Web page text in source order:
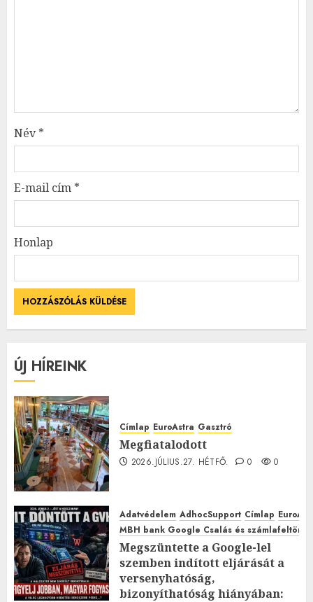
Név*
E-mail cím *
Honlap
ÚJ HÍREINK
Címlap EuroAstra Gasztró
Megfiatalodott
2026.JÚLIUS.27. HÉTFŐ. 0 0
Adatvédelem AdhocSupport Címlap
MBH bank Google Csalás és
Megszüntette a Google-lel
szemben indított eljárását a
versenyhatóság,
bizonyíthatóság hiányában: